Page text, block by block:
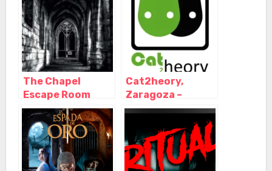
Aragón
The Chapel
Escape Room
Zaragoza,
Zaragoza –
Aragón
Cat2heory,
Zaragoza –
Aragón